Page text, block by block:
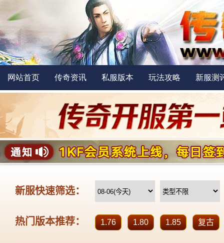
网站首页 传奇资讯 私服版本 玩法攻略 新服测